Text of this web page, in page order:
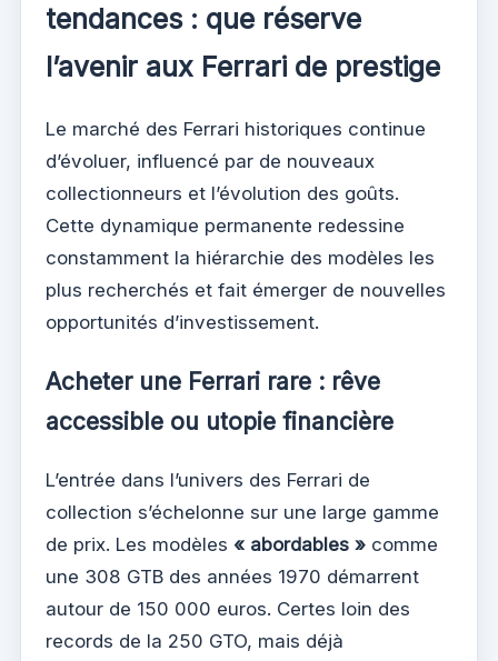
tendances : que réserve
l’avenir aux Ferrari de prestige
Le marché des Ferrari historiques continue
d’évoluer, influencé par de nouveaux
collectionneurs et l’évolution des goûts.
Cette dynamique permanente redessine
constamment la hiérarchie des modèles les
plus recherchés et fait émerger de nouvelles
opportunités d’investissement.
Acheter une Ferrari rare : rêve
accessible ou utopie financière
L’entrée dans l’univers des Ferrari de
collection s’échelonne sur une large gamme
de prix. Les modèles « abordables » comme
une 308 GTB des années 1970 démarrent
autour de 150 000 euros. Certes loin des
records de la 250 GTO, mais déjà